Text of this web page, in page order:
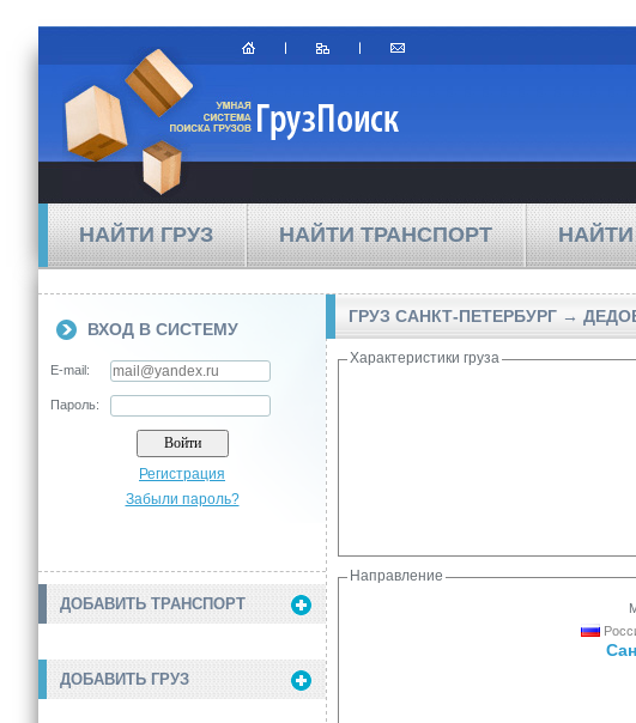
НАЙТИ ГРУЗ НАЙТИ ТРАНСПОРТ
ВХОД В СИСТЕМУ
E-mail:
Пароль:
Регистрация
Забыли пароль?
ДОБАВИТЬ ТРАНСПОРТ
ДОБАВИТЬ ГРУЗ
ГРУЗ САНКТ-ПЕТЕРБУРГ →
Характеристики груза
Направление